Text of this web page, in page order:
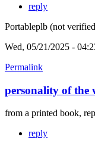
reply
Portableplb (not
Wed, 05/21/2025 -
Permalink
personality of the
from a printed book,
reply